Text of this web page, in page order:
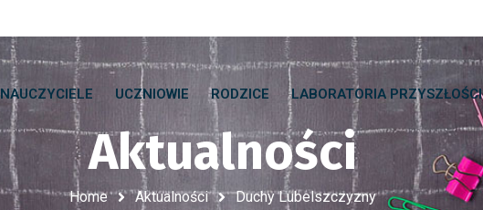
NAUCZYCIELE UCZNIOWIE RODZICE LABORATORIA PRZYSZŁOŚCI
Aktualności
Home Aktualności Duchy Lubelszczyzny